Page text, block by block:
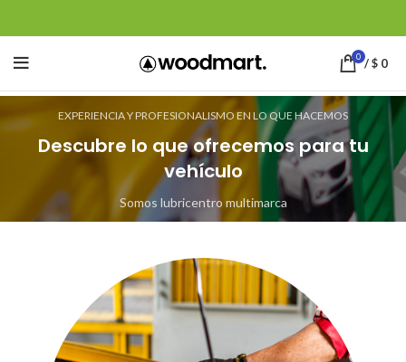
0 /$ 0
EXPERIENCIA Y PROFESIONALISMO EN LO QUE HACEMOS
Descubre lo que ofrecemos para tu
vehículo
Somos lubricentro multimarca